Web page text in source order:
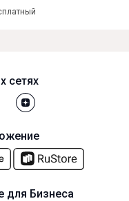
сетях
для Бизнеса